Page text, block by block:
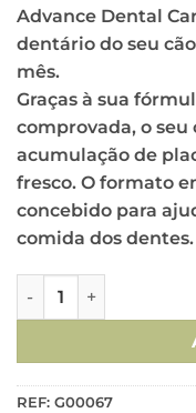
Advance Dental
dentário do seu
mês.
Graças à sua
comprovada, o
acumulação de
fresco. O formato
concebido para
comida dos dentes.
Quantidade de
REF: G00067